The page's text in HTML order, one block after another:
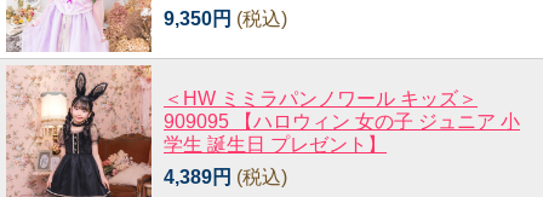
9,350円 (税込)
＜HW ミミラパンノワール キッズ＞
909095 【ハロウィン 女の子 ジュニア 小
学生 誕生日 プレゼント】
4,389円 (税込)